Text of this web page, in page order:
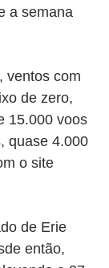
a semana
ventos com
de zero,
15.000 voos
quase 4.000
o site
de Erie
então,